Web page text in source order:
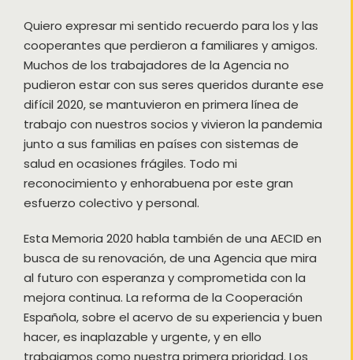
Quiero expresar mi sentido recuerdo para los y las
cooperantes que perdieron a familiares y amigos.
Muchos de los trabajadores de la Agencia no
pudieron estar con sus seres queridos durante ese
difícil 2020, se mantuvieron en primera línea de
trabajo con nuestros socios y vivieron la pandemia
junto a sus familias en países con sistemas de
salud en ocasiones frágiles. Todo mi
reconocimiento y enhorabuena por este gran
esfuerzo colectivo y personal.
Esta Memoria 2020 habla también de una AECID en
busca de su renovación, de una Agencia que mira
al futuro con esperanza y comprometida con la
mejora continua. La reforma de la Cooperación
Española, sobre el acervo de su experiencia y buen
hacer, es inaplazable y urgente, y en ello